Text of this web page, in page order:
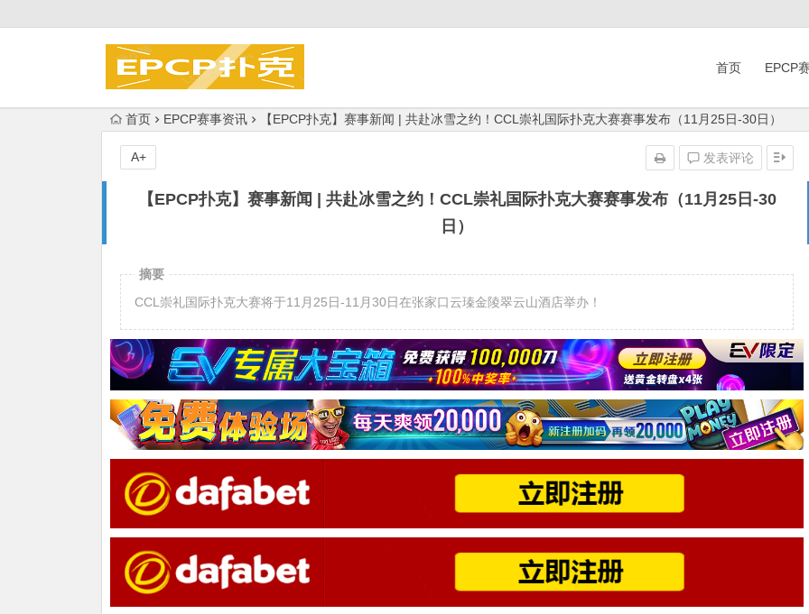
首页 EPCP
首页 EPCP赛事资讯 【EPCP扑克】赛事新闻 | 共赴冰雪之约！CCL崇礼国际扑克大赛赛事发布（11月25日-30日）
【EPCP扑克】赛事新闻 | 共赴冰雪之约！CCL崇礼国际扑克大赛赛事发布（11月25日-30
日）
发表评论
A+
摘要
CCL崇礼国际扑克大赛将于11月25日-11月30日在张家口云瑧金陵翠云山酒店举办！